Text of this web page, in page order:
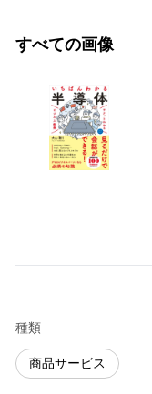
すべての画像
種類
商品サービス